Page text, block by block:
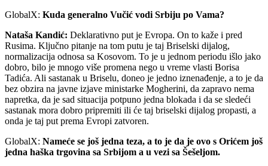
GlobalX: Kuda generalno Vučić vodi Srbiju po Vama?
Nataša Kandić: Deklarativno put je Evropa. On to kaže i pred
Rusima. Ključno pitanje na tom putu je taj Briselski dijalog,
normalizacija odnosa sa Kosovom. To je u jednom periodu išlo jako
dobro, bilo je mnogo više promena nego u vreme vlasti Borisa
Tadića. Ali sastanak u Briselu, doneo je jedno iznenađenje, a to je da
bez obzira na javne izjave ministarke Mogherini, da zapravo nema
napretka, da je sad situacija potpuno jedna blokada i da se sledeći
sastanak mora dobro pripremiti ili će taj briselski dijalog propasti, a
onda je taj put prema Evropi zatvoren.
GlobalX: Nameće se još jedna teza, a to je da je ovo s Orićem još
jedna haška trgovina sa Srbijom a u vezi sa Šešeljom.